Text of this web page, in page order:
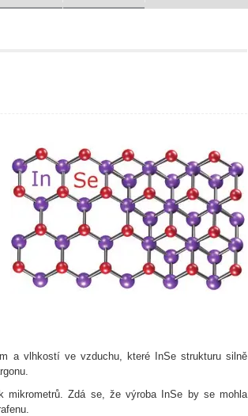
a vlhkostí ve vzduchu, které InSe strukturu silně
mikrometrů. Zdá se, že výroba InSe by se mohla